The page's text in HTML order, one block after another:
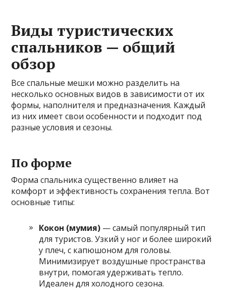
Виды туристических
спальников — общий
обзор
Все спальные мешки можно разделить на
несколько основных видов в зависимости от их
формы, наполнителя и предназначения. Каждый
из них имеет свои особенности и подходит под
разные условия и сезоны.
По форме
Форма спальника существенно влияет на
комфорт и эффективность сохранения тепла. Вот
основные типы:
Кокон (мумия) — самый популярный тип
для туристов. Узкий у ног и более широкий
у плеч, с капюшоном для головы.
Минимизирует воздушные пространства
внутри, помогая удерживать тепло.
Идеален для холодного сезона.